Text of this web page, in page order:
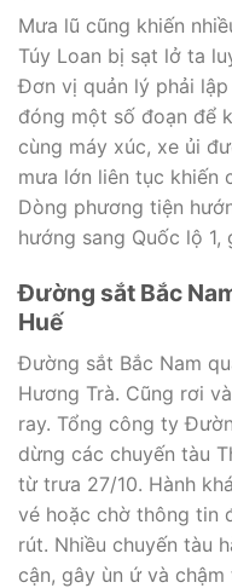
Mưa lũ cũng khiến
Túy Loan bị sạt lở ta
Đơn vị quản lý phải
đóng một số đoạn để
cùng máy xúc, xe ủi
mưa lớn liên tục khiến
Dòng phương tiện
hướng sang Quốc lộ
Đường sắt Bắc
Huế
Đường sắt Bắc Nam
Hương Trà. Cũng rơi
ray. Tổng công ty
dừng các chuyến tàu
từ trưa 27/10. Hành
vé hoặc chờ thông tin
rút. Nhiều chuyến tàu
cận, gây ùn ứ và